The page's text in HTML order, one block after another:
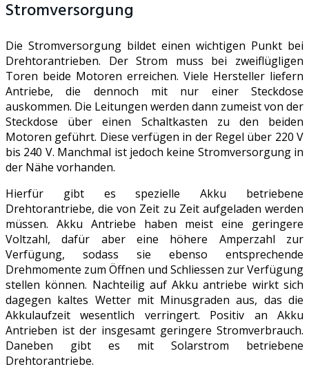
Stromversorgung
Die Stromversorgung bildet einen wichtigen Punkt bei
Drehtorantrieben. Der Strom muss bei zweiflügligen
Toren beide Motoren erreichen. Viele Hersteller liefern
Antriebe, die dennoch mit nur einer Steckdose
auskommen. Die Leitungen werden dann zumeist von der
Steckdose über einen Schaltkasten zu den beiden
Motoren geführt. Diese verfügen in der Regel über 220 V
bis 240 V. Manchmal ist jedoch keine Stromversorgung in
der Nähe vorhanden.
Hierfür gibt es spezielle Akku betriebene
Drehtorantriebe, die von Zeit zu Zeit aufgeladen werden
müssen. Akku Antriebe haben meist eine geringere
Voltzahl, dafür aber eine höhere Amperzahl zur
Verfügung, sodass sie ebenso entsprechende
Drehmomente zum Öffnen und Schliessen zur Verfügung
stellen können. Nachteilig auf Akku antriebe wirkt sich
dagegen kaltes Wetter mit Minusgraden aus, das die
Akkulaufzeit wesentlich verringert. Positiv an Akku
Antrieben ist der insgesamt geringere Stromverbrauch.
Daneben gibt es mit Solarstrom betriebene
Drehtorantriebe.